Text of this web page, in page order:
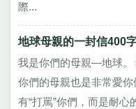
際...
地球母親的一封信400
我是你們的母親—地球。
你們的母親也是非常愛
有“打罵”你們，而是耐心